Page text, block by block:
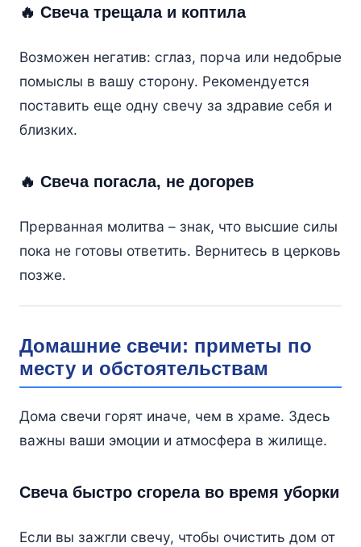
🔥 Свеча трещала и коптила
Возможен негатив: сглаз, порча или недобрые
помыслы в вашу сторону. Рекомендуется
поставить еще одну свечу за здравие себя и
близких.
🔥 Свеча погасла, не догорев
Прерванная молитва – знак, что высшие силы
пока не готовы ответить. Вернитесь в церковь
позже.
Домашние свечи: приметы по
месту и обстоятельствам
Дома свечи горят иначе, чем в храме. Здесь
важны ваши эмоции и атмосфера в жилище.
Свеча быстро сгорела во время уборки
Если вы зажгли свечу, чтобы очистить дом от